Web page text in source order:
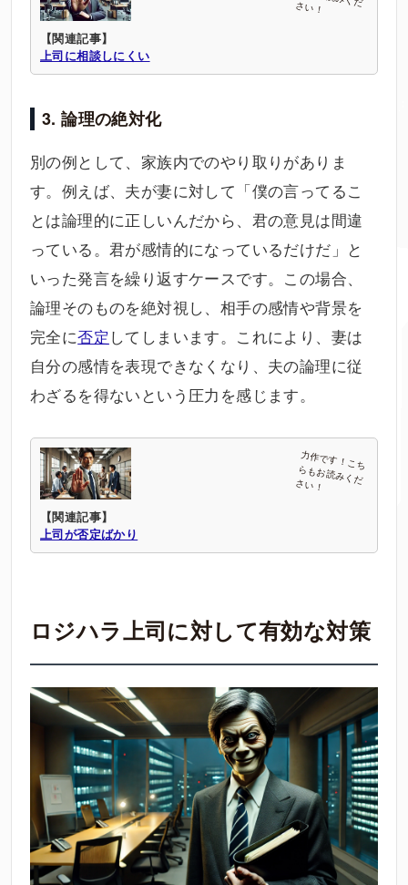
【関連記事】
上司に相談しにくい
3. 論理の絶対化
別の例として、家族内でのやり取りがありま
す。例えば、夫が妻に対して「僕の言ってるこ
とは論理的に正しいんだから、君の意見は間違
っている。君が感情的になっているだけだ」と
いった発言を繰り返すケースです。この場合、
論理そのものを絶対視し、相手の感情や背景を
完全に否定 してしまいます。これにより、妻は
自分の感情を表現できなくなり、夫の論理に従
わざるを得ないという圧力を感じます。
【関連記事】
上司が否定ばかり
ロジハラ上司に対して有効な対策